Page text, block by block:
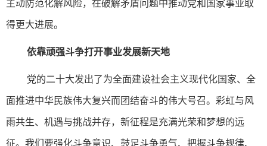
主动防范化解风险，在破解矛盾问题中推动党和国家事业取
得更大进展。
依靠顽强斗争打开事业发展新天地
党的二十大发出了为全面建设社会主义现代化国家、全
面推进中华民族伟大复兴而团结奋斗的伟大号召。彩虹与风
雨共生、机遇与挑战并存，新征程是充满光荣和梦想的远
征。我们要强化斗争意识、鼓足斗争勇气、把握斗争规律、